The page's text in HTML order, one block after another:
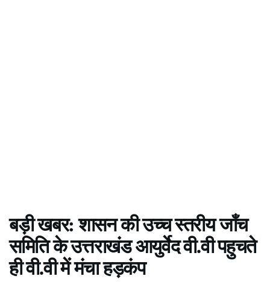
बड़ी खबर: शासन की उच्च स्तरीय जाँच
समिति के उत्तराखंड आयुर्वेद वी.वी पहुचते
ही वी.वी में मंचा हड़कंप